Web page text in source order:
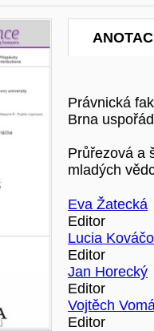
Právnická
Brna
Průřezová a
mladých
Eva Žatecká
Editor
Lucia
Editor
Jan Horecký
Editor
Vojtěch
Editor